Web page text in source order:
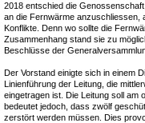
2018 entschied die
an die Fernwärme anzuschliessen,
Konflikte. Denn wo sollte die
Zusammenhang stand sie zu
Beschlüsse der
Der Vorstand einigte sich in einem
Linienführung der Leitung, die
eingetragen ist. Die Leitung soll am
bedeutet jedoch, dass zwölf
zerstört werden müssen. Dies